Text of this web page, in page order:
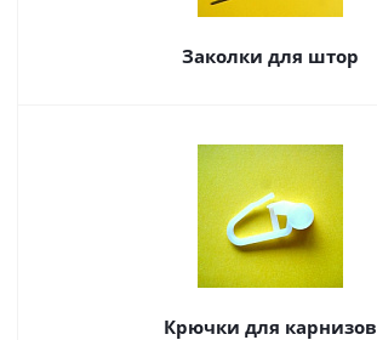
Заколки для штор
Крючки для карнизов